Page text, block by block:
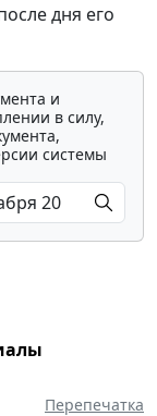
дня его
и
в силу,
системы
Перепечатка